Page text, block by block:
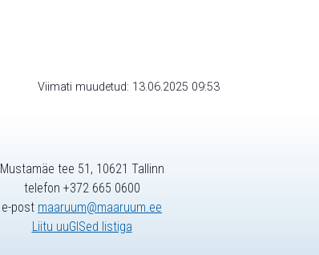
Viimati muudetud: 13.06.2025 09:53
Mustamäe tee 51, 10621 Tallinn
telefon +372 665 0600
e-post maaruum@maaruum.ee
Liitu uuGISed listiga